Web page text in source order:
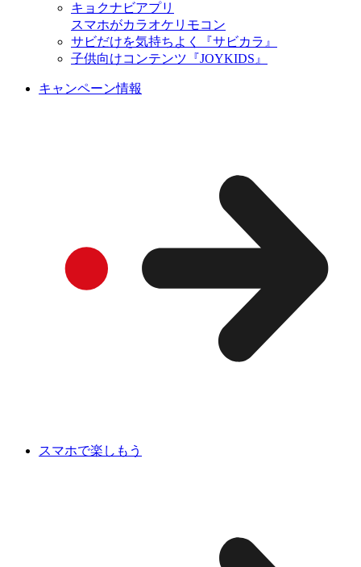
キョクナビアプリ
スマホがカラオケリモコン
サビだけを気持ちよく『サビカラ』
子供向けコンテンツ『JOYKIDS』
キャンペーン情報
スマホで楽しもう